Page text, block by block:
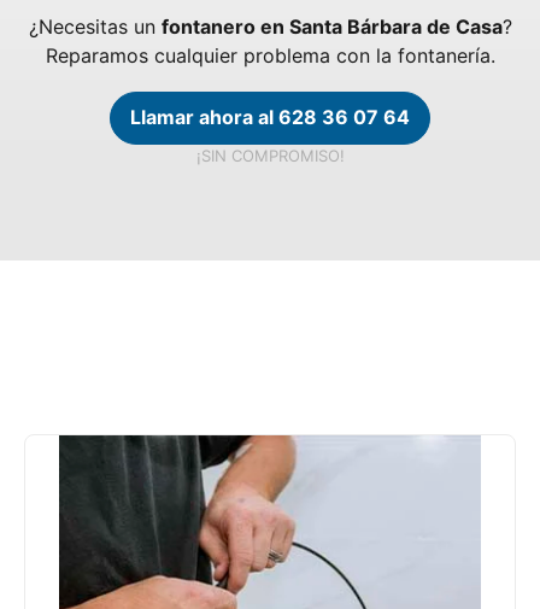
¿Necesitas un fontanero en Santa Bárbara de Casa?
Reparamos cualquier problema con la fontanería.
Llamar ahora al 628 36 07 64
¡SIN COMPROMISO!